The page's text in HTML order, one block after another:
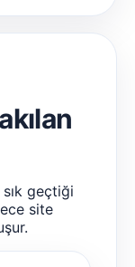
sık geçtiği
site